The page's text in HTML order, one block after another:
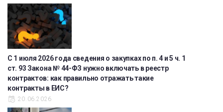
С 1 июля 2026 года сведения о закупках по п. 4 и 5 ч. 1
ст. 93 Закона № 44-ФЗ нужно включать в реестр
контрактов: как правильно отражать такие
контракты в ЕИС?
20.06.2026